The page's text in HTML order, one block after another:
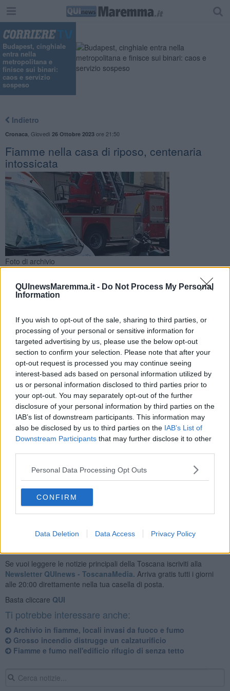
QUInewsMaremma.it - Do Not Process My Personal
Information
If you wish to opt-out of the sale, sharing to third parties, or
processing of your personal or sensitive information for
targeted advertising by us, please use the below opt-out
section to confirm your selection. Please note that after your
opt-out request is processed you may continue seeing
interest-based ads based on personal information utilized by
us or personal information disclosed to third parties prior to
your opt-out. You may separately opt-out of the further
disclosure of your personal information by third parties on the
IAB’s list of downstream participants. This information may
also be disclosed by us to third parties on the IAB’s List of
Downstream Participants that may further disclose it to other
Personal Data Processing Opt Outs
CONFIRM
Data Deletion Data Access Privacy Policy
Budapest, cinghiale
entra nella
metropolitana e
finisce sui binari:
caos e servizio
sospeso
Indietro
Cronaca Giovedì 26 Ottobre 2023ore 21:50
Fiamme nella casa di riposo, centenaria
intossicata
Foto di archivio
Sul posto sono intervenuti i vigili del fuoco ed i sanitari del
118 che hanno trasferito l'anziana ospite in ospedale
MANCIANO —Principio diincendio questa mattina in una Rsa a
Manciano, in provincia di Grosseto. Una anziana ospite, di 100
anni, è rimastaintossicatama non in maniera grave, come spiega
la Asl.
I mezzi dell'emergenza urgenza sono intervenuti nella struttura,
privata convenzionata, poco prima delle 6,30 con l'ambulanza
infermieristica.
Una sola paziente, la centenaria, ha avuto necessità di essere
trasportata inospedaleal Misercordia di Grosseto.
sicurezza lo stabile ed accertare le
Se vuoi leggere le notizie principali della Toscana iscriviti alla
Newsletter QUInews - ToscanaMedia. Arriva gratis tutti i giorni
alle 20:00 direttamente nella tua casella di posta.
Basta cliccare QUI
Ti potrebbe interessare anche:
Archivio in fiamme, locali invasi da fuoco e fumo
Grosso incendio distrugge un calzaturificio
Fiamme e fumo nell'edificio rifugio di senza tetto